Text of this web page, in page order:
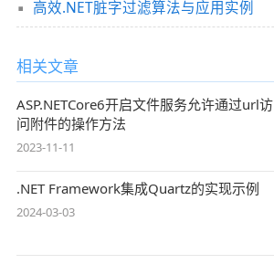
高效.NET脏字过滤算法与应用实例
相关文章
ASP.NETCore6开启文件服务允许通过url访
问附件的操作方法
2023-11-11
.NET Framework集成Quartz的实现示例
2024-03-03